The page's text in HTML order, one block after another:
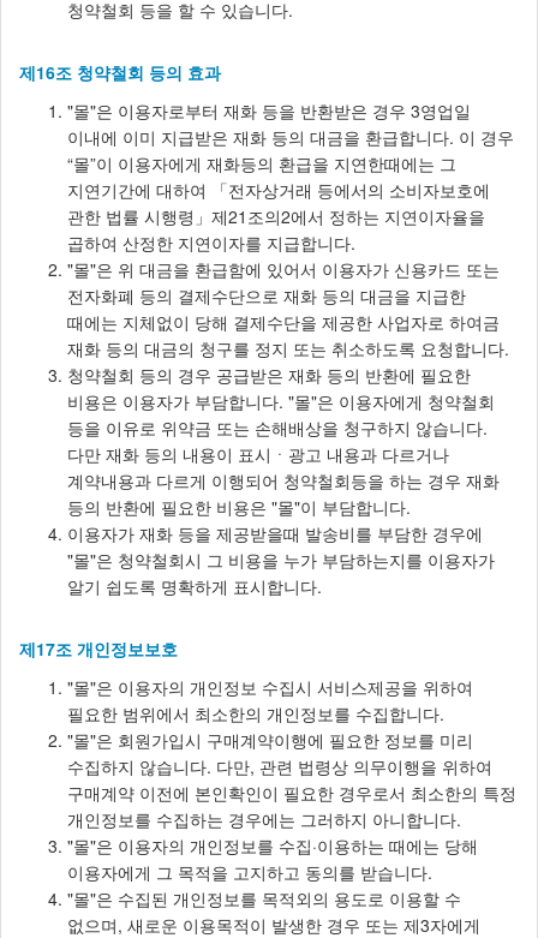
청약철회 등을 할 수 있습니다.
제16조 청약철회 등의 효과
"몰"은 이용자로부터 재화 등을 반환받은 경우 3영업일
이내에 이미 지급받은 재화 등의 대금을 환급합니다. 이 경우
“몰”이 이용자에게 재화등의 환급을 지연한때에는 그
지연기간에 대하여 「전자상거래 등에서의 소비자보호에
관한 법률 시행령」제21조의2에서 정하는 지연이자율을
곱하여 산정한 지연이자를 지급합니다.
"몰"은 위 대금을 환급함에 있어서 이용자가 신용카드 또는
전자화폐 등의 결제수단으로 재화 등의 대금을 지급한
때에는 지체없이 당해 결제수단을 제공한 사업자로 하여금
재화 등의 대금의 청구를 정지 또는 취소하도록 요청합니다.
청약철회 등의 경우 공급받은 재화 등의 반환에 필요한
비용은 이용자가 부담합니다. "몰"은 이용자에게 청약철회
등을 이유로 위약금 또는 손해배상을 청구하지 않습니다.
다만 재화 등의 내용이 표시ㆍ광고 내용과 다르거나
계약내용과 다르게 이행되어 청약철회등을 하는 경우 재화
등의 반환에 필요한 비용은 "몰"이 부담합니다.
이용자가 재화 등을 제공받을때 발송비를 부담한 경우에
"몰"은 청약철회시 그 비용을 누가 부담하는지를 이용자가
알기 쉽도록 명확하게 표시합니다.
제17조 개인정보보호
"몰"은 이용자의 개인정보 수집시 서비스제공을 위하여
필요한 범위에서 최소한의 개인정보를 수집합니다.
"몰"은 회원가입시 구매계약이행에 필요한 정보를 미리
수집하지 않습니다. 다만, 관련 법령상 의무이행을 위하여
구매계약 이전에 본인확인이 필요한 경우로서 최소한의 특정
개인정보를 수집하는 경우에는 그러하지 아니합니다.
"몰"은 이용자의 개인정보를 수집·이용하는 때에는 당해
이용자에게 그 목적을 고지하고 동의를 받습니다.
"몰"은 수집된 개인정보를 목적외의 용도로 이용할 수
없으며, 새로운 이용목적이 발생한 경우 또는 제3자에게